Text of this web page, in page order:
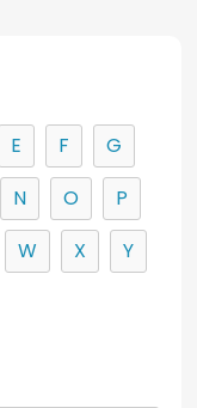
E F
G
N O
P
W X
Y